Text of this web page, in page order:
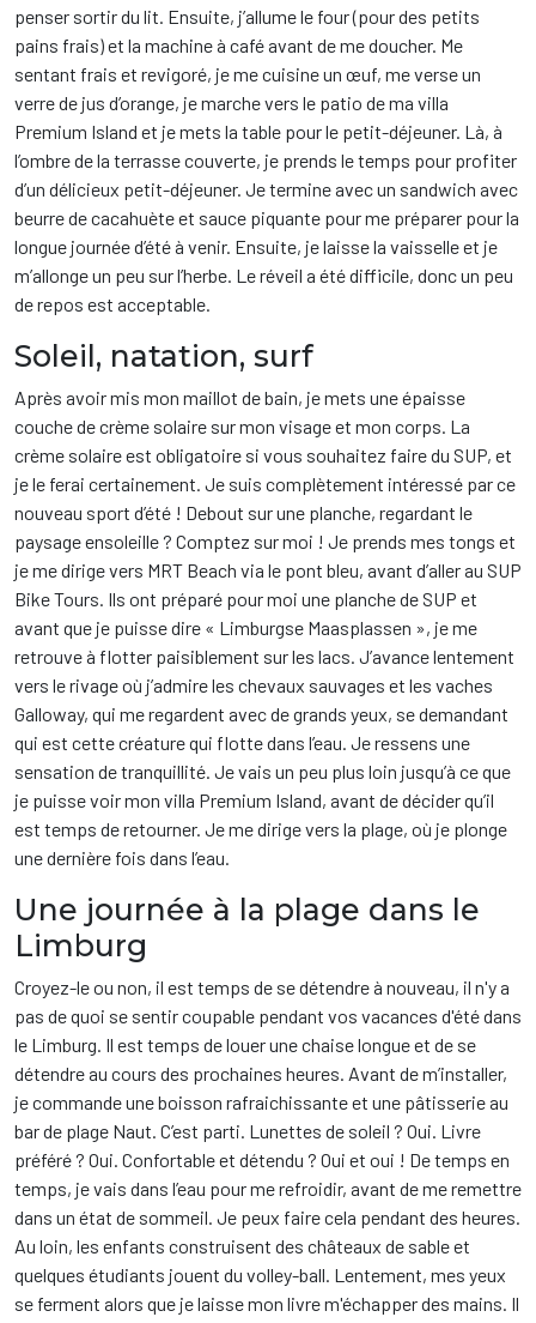
penser sortir du lit. Ensuite, j’allume le four (pour des petits
pains frais) et la machine à café avant de me doucher. Me
sentant frais et revigoré, je me cuisine un œuf, me verse un
verre de jus d’orange, je marche vers le patio de ma villa
Premium Island et je mets la table pour le petit-déjeuner. Là, à
l’ombre de la terrasse couverte, je prends le temps pour profiter
d’un délicieux petit-déjeuner. Je termine avec un sandwich avec
beurre de cacahuète et sauce piquante pour me préparer pour la
longue journée d’été à venir. Ensuite, je laisse la vaisselle et je
m’allonge un peu sur l’herbe. Le réveil a été difficile, donc un peu
de repos est acceptable.
Soleil, natation, surf
Après avoir mis mon maillot de bain, je mets une épaisse
couche de crème solaire sur mon visage et mon corps. La
crème solaire est obligatoire si vous souhaitez faire du SUP, et
je le ferai certainement. Je suis complètement intéressé par ce
nouveau sport d’été ! Debout sur une planche, regardant le
paysage ensoleille ? Comptez sur moi ! Je prends mes tongs et
je me dirige vers MRT Beach via le pont bleu, avant d’aller au SUP
Bike Tours. Ils ont préparé pour moi une planche de SUP et
avant que je puisse dire « Limburgse Maasplassen », je me
retrouve à flotter paisiblement sur les lacs. J’avance lentement
vers le rivage où j’admire les chevaux sauvages et les vaches
Galloway, qui me regardent avec de grands yeux, se demandant
qui est cette créature qui flotte dans l’eau. Je ressens une
sensation de tranquillité. Je vais un peu plus loin jusqu’à ce que
je puisse voir mon villa Premium Island, avant de décider qu’il
est temps de retourner. Je me dirige vers la plage, où je plonge
une dernière fois dans l’eau.
Une journée à la plage dans le
Limburg
Croyez-le ou non, il est temps de se détendre à nouveau, il n'y a
pas de quoi se sentir coupable pendant vos vacances d'été dans
le Limburg. Il est temps de louer une chaise longue et de se
détendre au cours des prochaines heures. Avant de m’installer,
je commande une boisson rafraichissante et une pâtisserie au
bar de plage Naut. C’est parti. Lunettes de soleil ? Oui. Livre
préféré ? Oui. Confortable et détendu ? Oui et oui ! De temps en
temps, je vais dans l’eau pour me refroidir, avant de me remettre
dans un état de sommeil. Je peux faire cela pendant des heures.
Au loin, les enfants construisent des châteaux de sable et
quelques étudiants jouent du volley-ball. Lentement, mes yeux
se ferment alors que je laisse mon livre m'échapper des mains. Il